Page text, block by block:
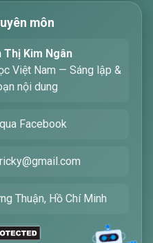
học. Hãy nhập từ
sẽ giúp bạn ngay
môn
Thị Kim Ngân
Việt Nam — Sáng lập &
nội dung
Facebook
Thuận, Hồ Chí Minh